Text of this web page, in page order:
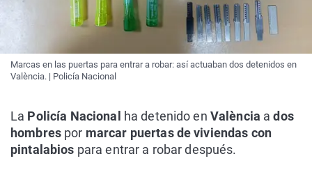
Marcas en las puertas para entrar a robar: así actuaban dos detenidos en
València. | Policía Nacional
La Policía Nacional ha detenido en València ados
hombres por marcar puertas de viviendas con
pintalabios para entrar a robar después.